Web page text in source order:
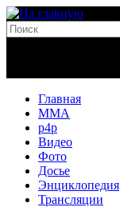
Главная
MMA
p4p
Видео
Фото
Досье
Энциклопедия
Трансляции